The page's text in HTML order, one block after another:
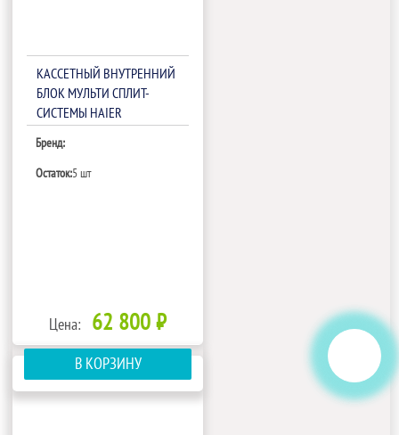
КАССЕТНЫЙ ВНУТРЕННИЙ
БЛОК МУЛЬТИ СПЛИТ-
СИСТЕМЫ HAIER
Бренд:
Остаток:5 шт
Цена: 62 800 ₽
В КОРЗИНУ